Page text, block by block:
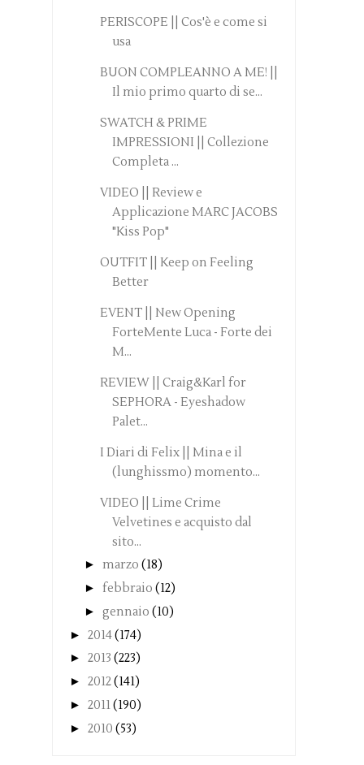
PERISCOPE || Cos'è e come si
usa
BUON COMPLEANNO A ME! ||
Il mio primo quarto di se...
SWATCH & PRIME
IMPRESSIONI || Collezione
Completa ...
VIDEO || Review e
Applicazione MARC JACOBS
"Kiss Pop"
OUTFIT || Keep on Feeling
Better
EVENT || New Opening
ForteMente Luca - Forte dei
M...
REVIEW || Craig&Karl for
SEPHORA - Eyeshadow
Palet...
I Diari di Felix || Mina e il
(lunghissmo) momento...
VIDEO || Lime Crime
Velvetines e acquisto dal
sito...
► marzo (18)
► febbraio (12)
► gennaio (10)
► 2014(174)
► 2013 (223)
► 2012(141)
► 2011(190)
► 2010 (53)